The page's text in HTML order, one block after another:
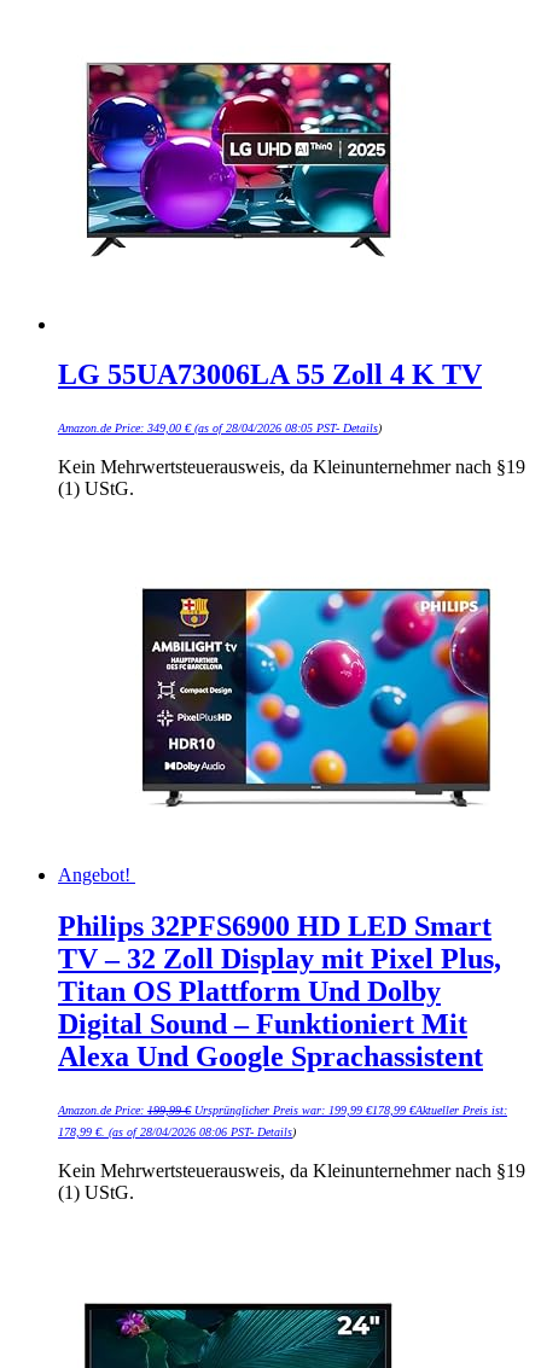
LG 55UA73006LA 55 Zoll 4 K TV
Amazon.de Price: 349,00 €(as of 28/04/2026 08:05 PST- Details)
Kein Mehrwertsteuerausweis, da Kleinunternehmer nach §19
(1) UStG.
Angebot!
Philips 32PFS6900 HD LED Smart
TV – 32 Zoll Display mit Pixel Plus,
Titan OS Plattform Und Dolby
Digital Sound – Funktioniert Mit
Alexa Und Google Sprachassistent
Amazon.de Price: 199,99€ Ursprünglicher Preis war: 199,99 €178,99 €Aktueller Preis ist:
178,99 €. (as of 28/04/2026 08:06 PST- Details)
Kein Mehrwertsteuerausweis, da Kleinunternehmer nach §19
(1) UStG.